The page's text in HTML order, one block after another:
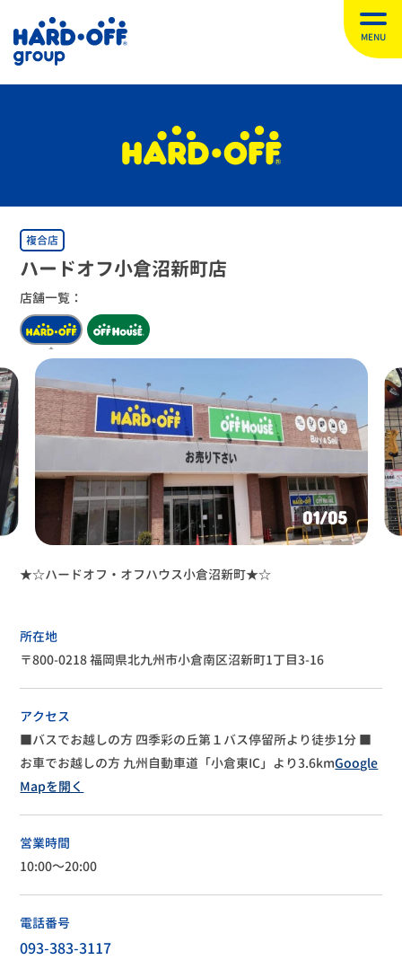
MENU
複合店
ハードオフ小倉沼新町店
店舗一覧：
01/05
★☆ハードオフ・オフハウス小倉沼新町★☆
所在地
〒800-0218 福岡県北九州市小倉南区沼新町1丁目3-16
アクセス
■バスでお越しの方 四季彩の丘第１バス停留所より徒歩1分 ■
お車でお越しの方 九州自動車道「小倉東IC」より3.6kmGoogle
Mapを開く
営業時間
10:00～20:00
電話番号
093-383-3117